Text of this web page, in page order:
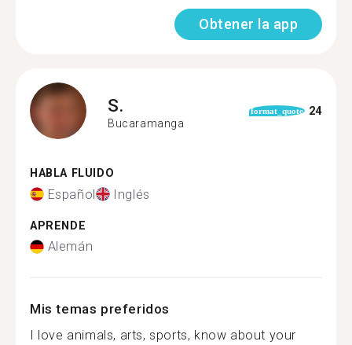
Obtener la app
S.
Bucaramanga
format_quote 24
HABLA FLUIDO
Español Inglés
APRENDE
Alemán
Mis temas preferidos
I love animals, arts, sports, know about your